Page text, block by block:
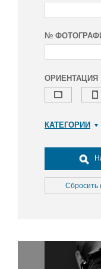
№
ОРИЕНТАЦИЯ
КАТЕГОРИИ
Досуг,
Культура
Медицина
Окружающая
Политика
Сбросить